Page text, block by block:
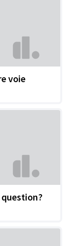
voie